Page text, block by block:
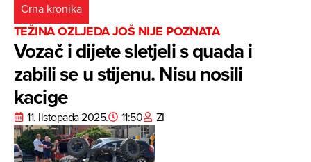
Crna kronika
TEŽINA OZLJEDA JOŠ NIJE POZNATA
Vozač i dijete sletjeli s quada i
zabili se u stijenu. Nisu nosili
kacige
11. listopada 2025. 11:50 ZI